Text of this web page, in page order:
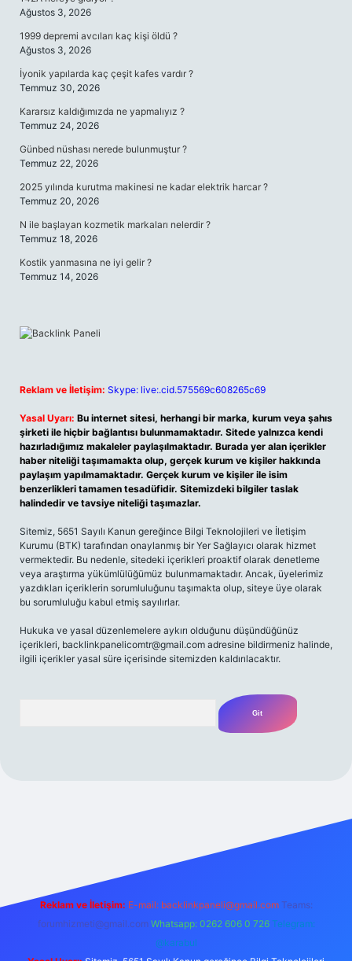
Ağustos 3, 2026
1999 depremi avcıları kaç kişi öldü ?
Ağustos 3, 2026
İyonik yapılarda kaç çeşit kafes vardır ?
Temmuz 30, 2026
Kararsız kaldığımızda ne yapmalıyız ?
Temmuz 24, 2026
Günbed nüshası nerede bulunmuştur ?
Temmuz 22, 2026
2025 yılında kurutma makinesi ne kadar elektrik harcar ?
Temmuz 20, 2026
N ile başlayan kozmetik markaları nelerdir ?
Temmuz 18, 2026
Kostik yanmasına ne iyi gelir ?
Temmuz 14, 2026
Reklam ve İletişim: Skype: live:.cid.575569c608265c69
Yasal Uyarı: Bu internet sitesi, herhangi bir marka, kurum veya şahıs
şirketi ile hiçbir bağlantısı bulunmamaktadır. Sitede yalnızca kendi
hazırladığımız makaleler paylaşılmaktadır. Burada yer alan içerikler
haber niteliği taşımamakta olup, gerçek kurum ve kişiler hakkında
paylaşım yapılmamaktadır. Gerçek kurum ve kişiler ile isim
benzerlikleri tamamen tesadüfidir. Sitemizdeki bilgiler taslak
halindedir ve tavsiye niteliği taşımazlar.
Sitemiz, 5651 Sayılı Kanun gereğince Bilgi Teknolojileri ve İletişim
Kurumu (BTK) tarafından onaylanmış bir Yer Sağlayıcı olarak hizmet
vermektedir. Bu nedenle, sitedeki içerikleri proaktif olarak denetleme
veya araştırma yükümlülüğümüz bulunmamaktadır. Ancak, üyelerimiz
yazdıkları içeriklerin sorumluluğunu taşımakta olup, siteye üye olarak
bu sorumluluğu kabul etmiş sayılırlar.
Hukuka ve yasal düzenlemelere aykırı olduğunu düşündüğünüz
içerikleri, backlinkpanelicomtr@gmail.com adresine bildirmeniz halinde,
ilgili içerikler yasal süre içerisinde sitemizden kaldırılacaktır.
Reklam ve İletişim: E-mail: backlinkpaneli@gmail.com Teams:
forumhizmeti@gmail.com Whatsapp: 0262 606 0 726 Telegram:
@karabul